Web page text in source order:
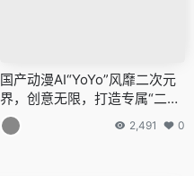
国产动漫AI“YoYo”风靡二次元
界，创意无限，打造专属“二次
元老婆”不再是梦！
2,491 0